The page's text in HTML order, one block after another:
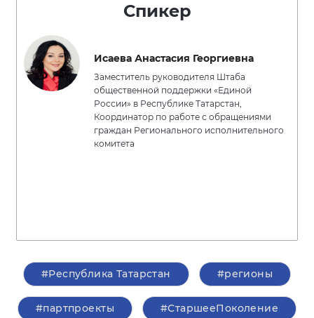
Спикер
Исаева Анастасия Георгиевна
Заместитель руководителя Штаба
общественной поддержки «Единой
России» в Республике Татарстан,
Координатор по работе с обращениями
граждан Регионального исполнительного
комитета
#Республика Татарстан #регионы
#партпроекты #СтаршееПоколение